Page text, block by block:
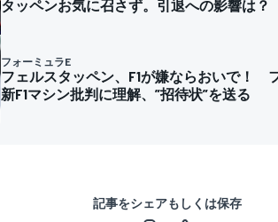
タッペンお気に召さず。引退への影響は？
フォーミュラE
フェルスタッペン、F1が嫌ならおいで！
新F1マシン批判に理解、”招待状”を送る
記事をシェアもしくは保存